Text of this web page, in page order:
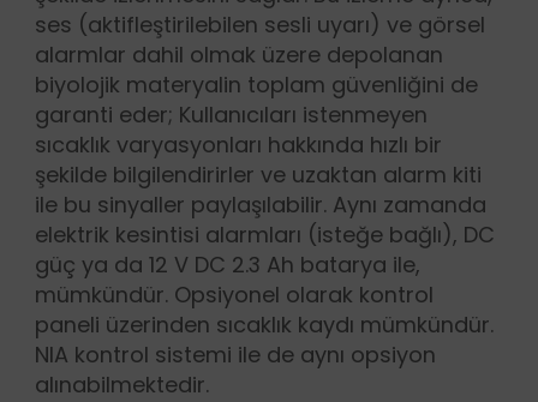
ses (aktifleştirilebilen sesli uyarı) ve görsel
alarmlar dahil olmak üzere depolanan
biyolojik materyalin toplam güvenliğini de
garanti eder; Kullanıcıları istenmeyen
sıcaklık varyasyonları hakkında hızlı bir
şekilde bilgilendirirler ve uzaktan alarm kiti
ile bu sinyaller paylaşılabilir. Aynı zamanda
elektrik kesintisi alarmları (isteğe bağlı), DC
güç ya da 12 V DC 2.3 Ah batarya ile,
mümkündür. Opsiyonel olarak kontrol
paneli üzerinden sıcaklık kaydı mümkündür.
NIA kontrol sistemi ile de aynı opsiyon
alınabilmektedir.